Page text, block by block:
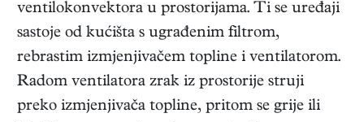
ventilokonvektora u prostorijama. Ti se uređaji
sastoje od kućišta s ugrađenim filtrom,
rebrastim izmjenjivačem topline i ventilatorom.
Radom ventilatora zrak iz prostorije struji
preko izmjenjivača topline, pritom se grije ili